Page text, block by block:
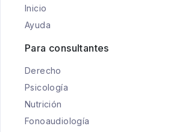
Inicio
Ayuda
Para consultantes
Derecho
Psicología
Nutrición
Fonoaudiología